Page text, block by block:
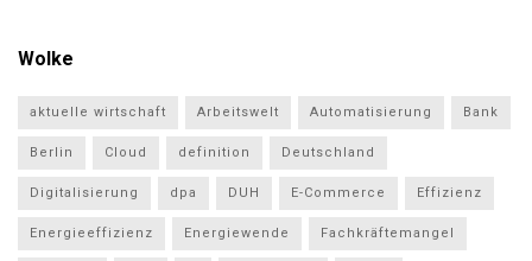
Wolke
aktuelle wirtschaft Arbeitswelt Automatisierung Bank
Berlin Cloud definition Deutschland
Digitalisierung dpa DUH E-Commerce Effizienz
Energieeffizienz Energiewende Fachkräftemangel